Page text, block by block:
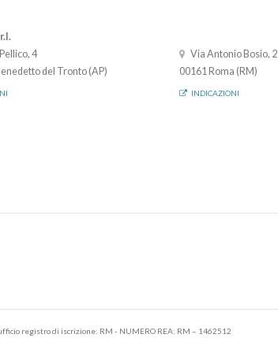
4
del Tronto (AP)
Via Antonio Bosio, 2
00161 Roma (RM)
INDICAZIONI
registro di iscrizione: RM - NUMERO REA: RM – 1462512